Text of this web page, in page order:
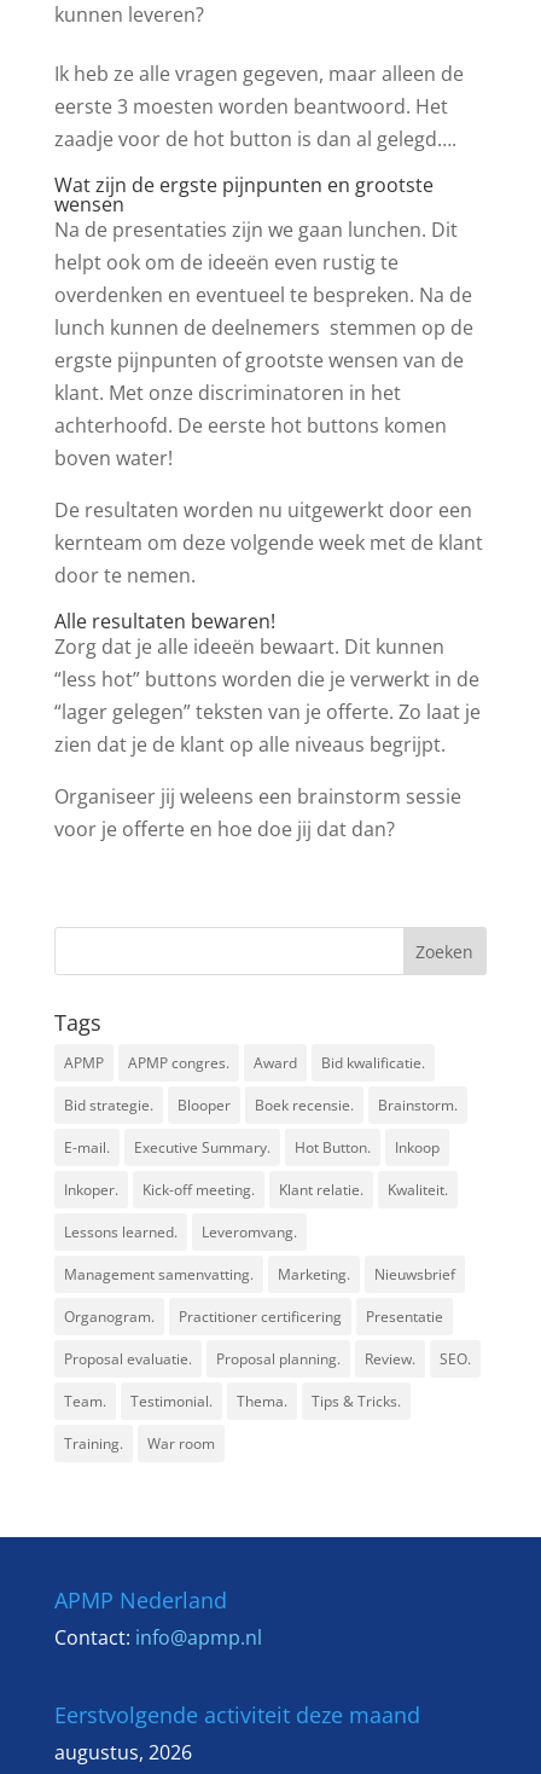
kunnen leveren?
Ik heb ze alle vragen gegeven, maar alleen de
eerste 3 moesten worden beantwoord. Het
zaadje voor de hot button is dan al gelegd….
Wat zijn de ergste pijnpunten en grootste
wensen
Na de presentaties zijn we gaan lunchen. Dit
helpt ook om de ideeën even rustig te
overdenken en eventueel te bespreken. Na de
lunch kunnen de deelnemers stemmen op de
ergste pijnpunten of grootste wensen van de
klant. Met onze discriminatoren in het
achterhoofd. De eerste hot buttons komen
boven water!
De resultaten worden nu uitgewerkt door een
kernteam om deze volgende week met de klant
door te nemen.
Alle resultaten bewaren!
Zorg dat je alle ideeën bewaart. Dit kunnen
“less hot” buttons worden die je verwerkt in de
“lager gelegen” teksten van je offerte. Zo laat je
zien dat je de klant op alle niveaus begrijpt.
Organiseer jij weleens een brainstorm sessie
voor je offerte en hoe doe jij dat dan?
Tags
APMP APMP congres. Award Bid kwalificatie.
Bid strategie. Blooper Boek recensie. Brainstorm.
E-mail. Executive Summary. Hot Button. Inkoop
Inkoper. Kick-off meeting. Klant relatie. Kwaliteit.
Lessons learned. Leveromvang.
Management samenvatting. Marketing. Nieuwsbrief
Organogram. Practitioner certificering Presentatie
Proposal evaluatie. Proposal planning. Review. SEO.
Team. Testimonial. Thema. Tips & Tricks.
Training. War room
APMP Nederland
Contact: info@apmp.nl
Eerstvolgende activiteit deze maand
augustus, 2026